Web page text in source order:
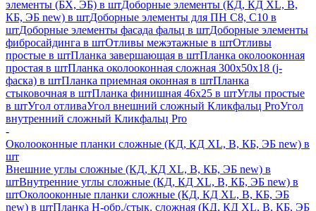
элементы (БХ, ЭБ) в штДоборные элементы (КД, КД XL, В,
КБ, ЭБ new) в штДоборные элементы для ПН С8, С10 в
штДоборные элементы фасада фальц в штДоборные элементы
фибросайдинга в штОтливы межэтажные в штОтливы
простые в штПланка завершающая в штПланка околооконная
простая в штПланка околооконная сложная 300х50х18 (j-
фаска) в штПланка приемная оконная в штПланка
стыковочная в штПланка финишная 46х25 в штУглы простые
в штУгол отливаУгол внешний сложный Кликфальц ProУгол
внутренний сложный Кликфальц Pro
-
Околооконные планки сложные (КД, КД XL, В, КБ, ЭБ new) в
шт
Внешние углы сложные (КД, КД XL, В, КБ, ЭБ new) в
штВнутренние углы сложные (КД, КД XL, В, КБ, ЭБ new) в
штОколооконные планки сложные (КД, КД XL, В, КБ, ЭБ
new) в штПланка H-обр./стык. сложная (КД, КД XL, В, КБ, ЭБ